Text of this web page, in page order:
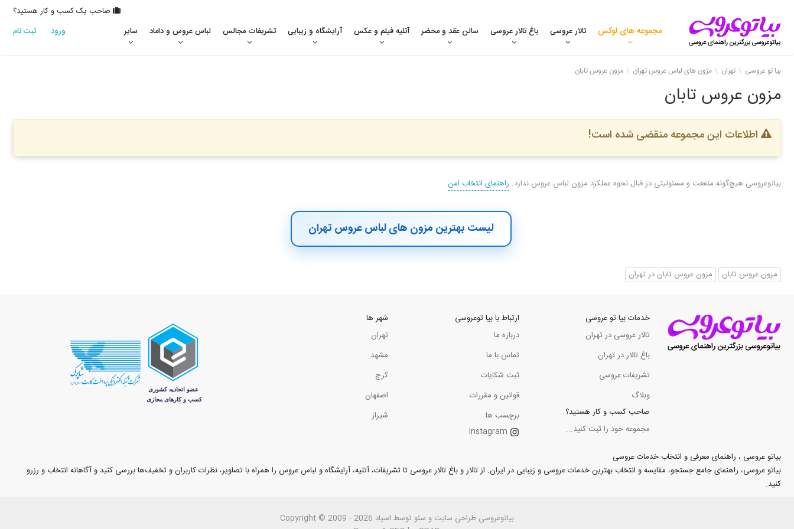
صاحب یک کسب و کار هستید؟
مجموعه های لوکس تالار عروسی باغ تالار عروسی سالن عقد و محضر آتلیه فیلم و عکس آرایشگاه و زیبایی تشریفات مجالس لباس عروس و داماد سایر ورود ثبت نام
مزون عروس تابان
اطلاعات این مجموعه منقضی شده است!
بیا تو عروسی تهران مزون های لباس عروس تهران مزون عروس تابان
لیست بهترین مزون های لباس عروس تهران
مزون عروس تابان مزون عروس تابان در تهران
بیاتوعروسی هیچ‌گونه منفعت و مسئولیتی در قبال نحوه عملکرد مزون لباس عروس ندارد. راهنمای انتخاب امن
خدمات بیا تو عروسی
تالار عروسی در تهران
باغ تالار در تهران
تشریفات عروسی
وبلاگ
صاحب کسب و کار هستید؟
مجموعه خود را ثبت کنید...
ارتباط با بیا توعروسی
درباره ما
تماس با ما
ثبت شکایات
قوانین و مقررات
برچسب ها
Instagram
شهر ها
تهران
مشهد
کرج
اصفهان
شیراز
بیاتو عروسی ، راهنمای معرفی و انتخاب خدمات عروسی
بیاتو عروسی، راهنمای جامع جستجو، مقایسه و انتخاب بهترین خدمات عروسی و زیبایی در ایران. از تالار و باغ تالار عروسی تا تشریفات، آتلیه، آرایشگاه و لباس عروس را همراه با تصاویر، نظرات کاربران و تخفیف‌ها بررسی کنید و آگاهانه انتخاب و رزرو
کنید.
بیاتوعروسی Copyright © 2009 - 2026 طراحی سايت و سئو توسط اسپاد